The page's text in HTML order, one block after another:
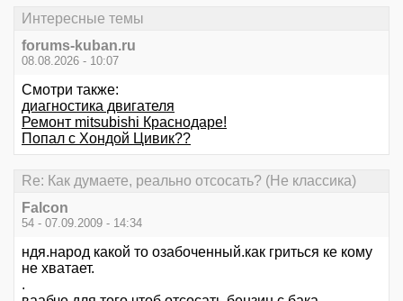
Интересные темы
forums-kuban.ru
08.08.2026 - 10:07
Смотри также:
диагностика двигателя
Ремонт mitsubishi Краснодаре!
Попал с Хондой Цивик??
Re: Как думаете, реально отсосать? (Не классика)
Falcon
54 - 07.09.2009 - 14:34
ндя.народ какой то озабоченный.как гриться ке кому
не хватает.
.